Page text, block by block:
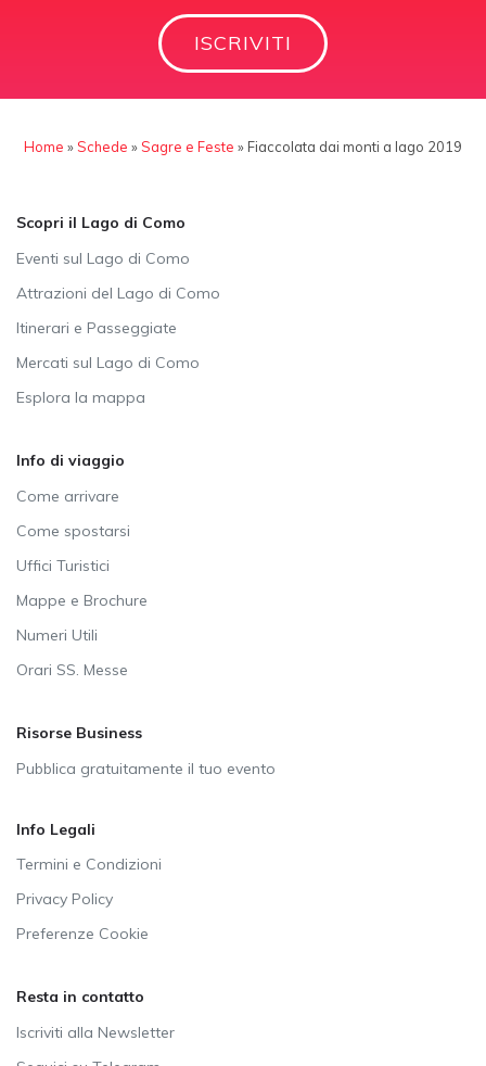
ISCRIVITI
Home »Schede »Sagre e Feste » Fiaccolata dai monti a lago 2019
Scopri il Lago di Como
Eventi sul Lago di Como
Attrazioni del Lago di Como
Itinerari e Passeggiate
Mercati sul Lago di Como
Esplora la mappa
Info di viaggio
Come arrivare
Come spostarsi
Uffici Turistici
Mappe e Brochure
Numeri Utili
Orari SS. Messe
Risorse Business
Pubblica gratuitamente il tuo evento
Info Legali
Termini e Condizioni
Privacy Policy
Preferenze Cookie
Resta in contatto
Iscriviti alla Newsletter